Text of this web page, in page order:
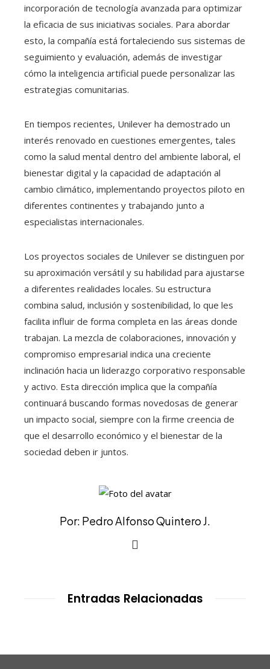
incorporación de tecnología avanzada para optimizar
la eficacia de sus iniciativas sociales. Para abordar
esto, la compañía está fortaleciendo sus sistemas de
seguimiento y evaluación, además de investigar
cómo la inteligencia artificial puede personalizar las
estrategias comunitarias.
En tiempos recientes, Unilever ha demostrado un
interés renovado en cuestiones emergentes, tales
como la salud mental dentro del ambiente laboral, el
bienestar digital y la capacidad de adaptación al
cambio climático, implementando proyectos piloto en
diferentes continentes y trabajando junto a
especialistas internacionales.
Los proyectos sociales de Unilever se distinguen por
su aproximación versátil y su habilidad para ajustarse
a diferentes realidades locales. Su estructura
combina salud, inclusión y sostenibilidad, lo que les
facilita influir de forma completa en las áreas donde
trabajan. La mezcla de colaboraciones, innovación y
compromiso empresarial indica una creciente
inclinación hacia un liderazgo corporativo responsable
y activo. Esta dirección implica que la compañía
continuará buscando formas novedosas de generar
un impacto social, siempre con la firme creencia de
que el desarrollo económico y el bienestar de la
sociedad deben ir juntos.
Por: Pedro Alfonso Quintero J.
Entradas Relacionadas